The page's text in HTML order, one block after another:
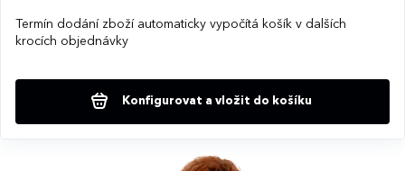
Termín dodání zboží automaticky vypočítá košík v dalších
krocích objednávky
Konfigurovat a vložit do košíku